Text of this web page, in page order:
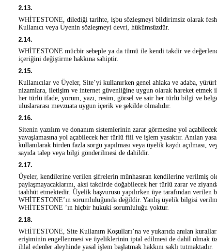
2.13.
WHİTESTONE, dilediği tarihte, işbu sözleşmeyi bildirimsiz olarak
Kullanıcı veya Üyenin sözleşmeyi devri, hükümsüzdür.
2.14.
WHİTESTONE mücbir sebeple ya da tümü ile kendi takdir ve
içeriğini değiştirme hakkına sahiptir.
2.15.
Kullanıcılar ve Üyeler, Site’yi kullanırken genel ahlaka ve adaba,
nizamlara, iletişim ve internet güvenliğine uygun olarak hareket etmek
her türlü ifade, yorum, yazı, resim, görsel ve sair her türlü bilgi ve
uluslararası mevzuata uygun içerik ve şekilde olmalıdır.
2.16.
Sitenin yazılım ve donanım sistemlerinin zarar görmesine yol
yavaşlamasına yol açabilecek her türlü fiil ve işlem yasaktır. Anılan
kullanılarak birden fazla sorgu yapılması veya üyelik kaydı açılması,
sayıda talep veya bilgi gönderilmesi de dahildir.
2.17.
Üyeler, kendilerine verilen şifrelerin münhasıran kendilerine verilmiş
paylaşmayacaklarını, aksi takdirde doğabilecek her türlü zarar ve
taahhüt etmektedir. Üyelik başvurusu yapılırken üye tarafından
WHİTESTONE’ın sorumluluğunda değildir. Yanlış üyelik bilgisi
WHİTESTONE ’ın hiçbir hukuki sorumluluğu yoktur.
2.18.
WHİTESTONE, Site Kullanım Koşulları’na ve yukarıda anılan
erişiminin engellenmesi ve üyeliklerinin iptal edilmesi de dahil olmak
ihlal edenler aleyhinde yasal işlem başlatmak hakkını saklı tutmaktadır.